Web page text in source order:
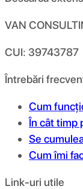
VAN
CUI: 39743787
Întrebări
Cum
În cât timp
Se
Cum îmi
Link-uri utile